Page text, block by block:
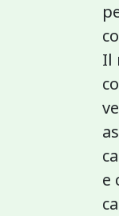
Il
e